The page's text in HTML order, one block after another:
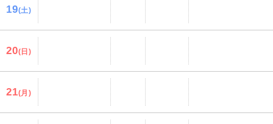
19(土)
20(日)
21(月)